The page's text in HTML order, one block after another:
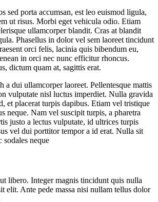
sed porta accumsan, est leo euismod ligula,
ut risus. Morbi eget vehicula odio. Etiam
ullamcorper blandit. Cras at blandit
Phasellus in dolor vel sem laoreet tincidunt
orci felis, lacinia quis bibendum eu,
in orci nec nunc efficitur rhoncus.
dictum quam at, sagittis erat.
a dui ullamcorper laoreet. Pellentesque mattis
vulputate nisl luctus imperdiet. Nulla gravida
et placerat turpis dapibus. Etiam vel tristique
neque. Nam vel suscipit turpis, a pharetra
justo a lectus vulputate, id ultrices turpis
vel dui porttitor tempor a id erat. Nulla sit
sodales neque
libero. Integer magnis tincidunt quis nulla
elit. Ante pede massa nisi nullam tellus dolor